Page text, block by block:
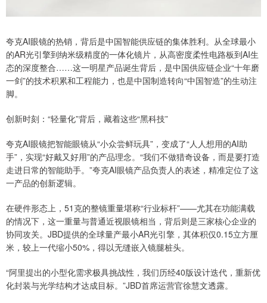
夸克AI眼镜的热销，背后是中国智能供应链的集体胜利。从全球最小
的AR光引擎到纳米级精度的一体化镜片，从高密度柔性电路板到AI生
态的深度整合……这一明星产品诞生背后，是中国供应链企业“十年磨
一剑”的技术积累和工程能力，也是中国制造转向“中国智造”的生动注
脚。
创新时刻：“轻量化”背后，藏着这些“黑科技”
夸克AI眼镜把智能眼镜从“小众尝鲜玩具”，变成了“人人想用的AI助
手”，实现“好戴又好用”的产品理念。“我们不做猎奇设备，而是要打造
走进日常的智能助手。”夸克AI眼镜产品负责人的表述，精准定位了这
一产品的创新逻辑。
在硬件形态上，51克的整镜重量堪称“行业标杆”——尤其在功能满载
的情况下，这一重量与普通近视眼镜相当，背后则是三家核心企业的
协同攻关。JBD提供的全球量产最小AR光引擎，其体积仅0.15立方厘
米，较上一代缩小50%，得以无缝嵌入镜腿桩头。
“阿里提出的小型化需求极具挑战性，我们历经40版设计迭代，重新优
化封装与光学结构才达成目标。”JBD首席运营官徐慧文透露。